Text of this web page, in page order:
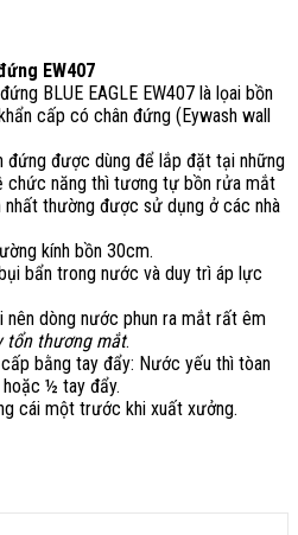
EW407
BLUE EAGLE EW407 là lọai bồn
cấp có chân đứng (Eywash wall
đứng được dùng để lắp đặt tại những
chức năng thì tương tự bồn rửa mắt
thường được sử dụng ở các nhà
kính bồn 30cm.
bẩn trong nước và duy trì áp lực
dòng nước phun ra mắt rất êm
tổn thương mắt.
bằng tay đẩy: Nước yếu thì tòan
½ tay đẩy.
cái một trước khi xuất xưởng.